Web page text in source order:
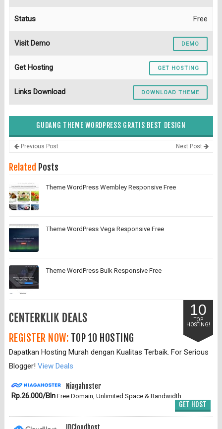
Status Free
Visit Demo DEMO
Get Hosting GET HOSTING
Links Download DOWNLOAD THEME
GUDANG THEME WORDPRESS GRATIS BEST DESIGN
Previous Post Next Post
Related Posts
Theme WordPress Wembley Responsive Free
Theme WordPress Vega Responsive Free
Theme WordPress Bulk Responsive Free
10
TOP
HOSTING!
REGISTER NOW: TOP 10 HOSTING
Dapatkan Hosting Murah dengan Kualitas Terbaik. For Serious
Blogger! View Deals
Niagahoster
Rp.26.000/BlnFree Domain, Unlimited Space & Bandwidth
GET HOST
IDCloudhost